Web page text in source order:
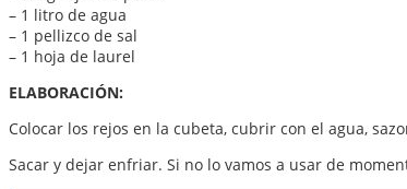
– 1 litro de agua
– 1 pellizco de sal
– 1 hoja de laurel
ELABORACIÓN:
Colocar los rejos en la cubeta, cubrir con el agua,
Sacar y dejar enfriar. Si no lo vamos a usar de